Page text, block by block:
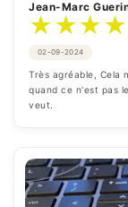
Jean-Marc
★★★★
02-09-2024
Très agréable, Cela
quand ce n'est pas
veut.